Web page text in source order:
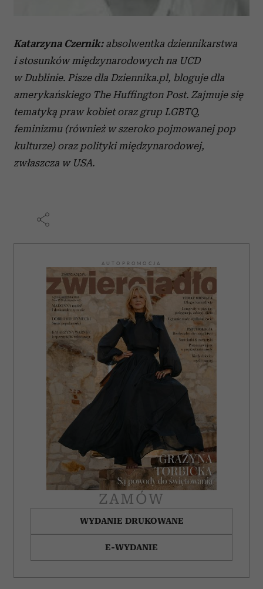
Katarzyna Czernik:absolwentka dziennikarstwa
i stosunków międzynarodowych na UCD
w Dublinie. Pisze dla Dziennika.pl, bloguje dla
amerykańskiego The Huffington Post. Zajmuje się
tematyką praw kobiet oraz grup LGBTQ,
feminizmu (również w szeroko pojmowanej pop
kulturze) oraz polityki międzynarodowej,
zwłaszcza w USA.
AUTOPROMOCJA
ZAMÓW
WYDANIE DRUKOWANE
E-WYDANIE